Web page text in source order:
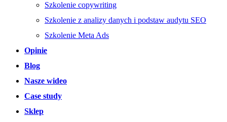
Szkolenie copywriting
Szkolenie z analizy danych i podstaw audytu SEO
Szkolenie Meta Ads
Opinie
Blog
Nasze wideo
Case study
Sklep